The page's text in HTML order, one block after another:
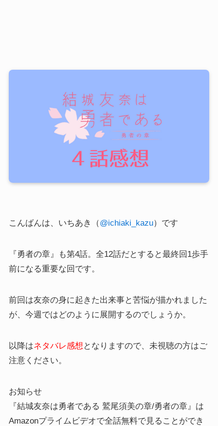
こんばんは、いちあき（@ichiaki_kazu）です
『勇者の章』も第4話。全12話だとすると最終回1歩手
前になる重要な回です。
前回は友奈の身に起きた出来事と苦悩が描かれました
が、今週ではどのように展開するのでしょうか。
以降はネタバレ感想 となりますので、未視聴の方はご
注意ください。
お知らせ
『結城友奈は勇者である 鷲尾須美の章/勇者の章』は
Amazonプライムビデオで全話無料で見ることができ